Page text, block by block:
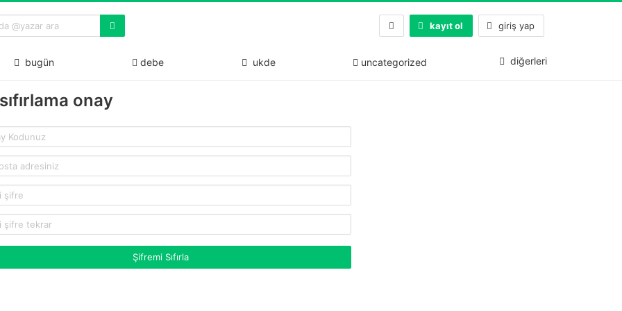
kayıt ol giriş yap
bugün debe ukde uncategorized diğerleri
onay
Şifremi Sıfırla